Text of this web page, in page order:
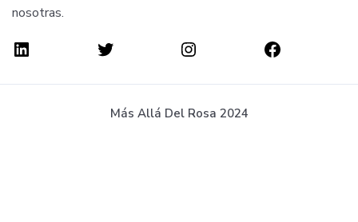
nosotras.
Más Allá Del Rosa 2024